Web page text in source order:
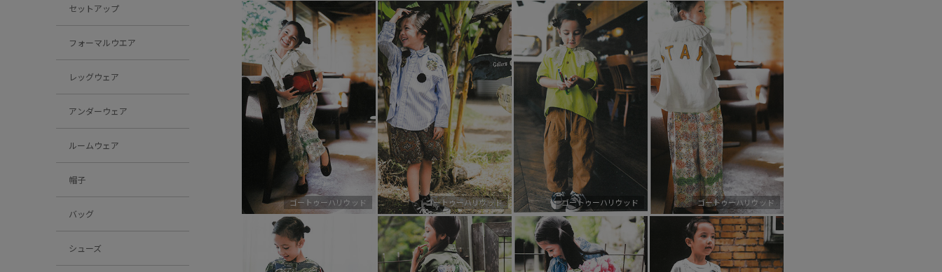
セットアップ
フォーマルウエア
レッグウェア
アンダーウェア
ルームウェア
帽子
バッグ
シューズ
ゴートゥーハリウッド ゴートゥーハリウッド ゴートゥーハリウッド ゴートゥーハリウッド